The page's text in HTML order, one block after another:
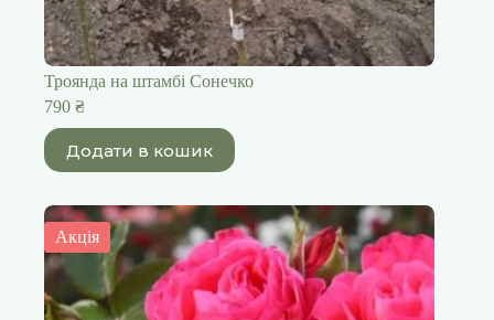
Троянда на штамбі Сонечко
790 ₴
Додати в кошик
Акція